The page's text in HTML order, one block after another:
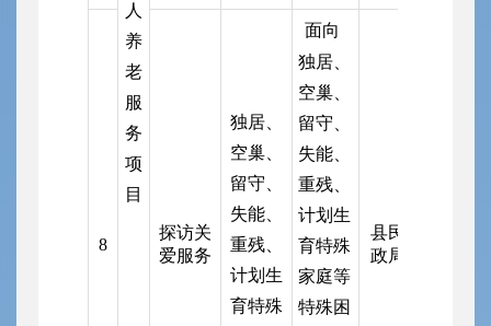
人
养
老
服
务
项
目
8
探访关
爱服务
独居、
空巢、
留守、
失能、
重残、
计划生
育特殊
面向
独居、
空巢、
留守、
失能、
重残、
计划生
育特殊
家庭等
特殊困
县民
政局